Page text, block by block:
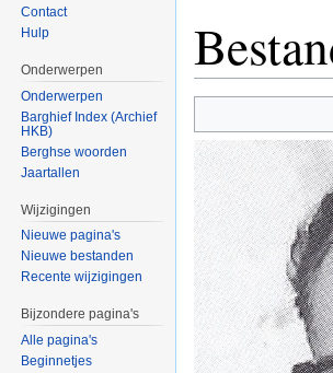
Contact
Hulp
Onderwerpen
Onderwerpen
Barghief Index (Archief
HKB)
Berghse woorden
Jaartallen
Wijzigingen
Nieuwe pagina's
Nieuwe bestanden
Recente wijzigingen
Bijzondere pagina's
Alle pagina's
Beginnetjes